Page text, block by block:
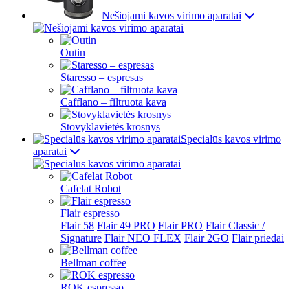
Nešiojami kavos virimo aparatai
Outin
Staresso – espresas
Cafflano – filtruota kava
Stovyklavietės krosnys
Specialūs kavos virimo
aparatai
Cafelat Robot
Flair espresso
Flair 58 Flair 49 PRO Flair PRO Flair Classic /
Signature Flair NEO FLEX Flair 2GO Flair priedai
Bellman coffee